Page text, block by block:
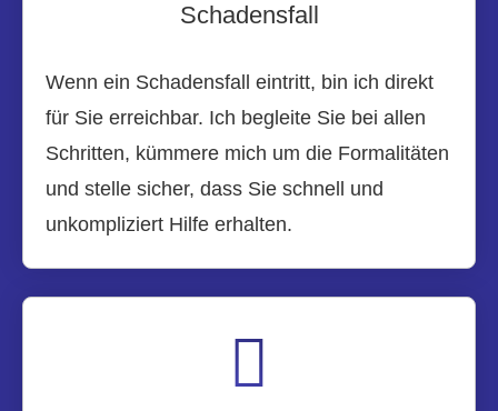
Schadensfall
Wenn ein Schadensfall eintritt, bin ich direkt
für Sie erreichbar. Ich begleite Sie bei allen
Schritten, kümmere mich um die Formalitäten
und stelle sicher, dass Sie schnell und
unkompliziert Hilfe erhalten.